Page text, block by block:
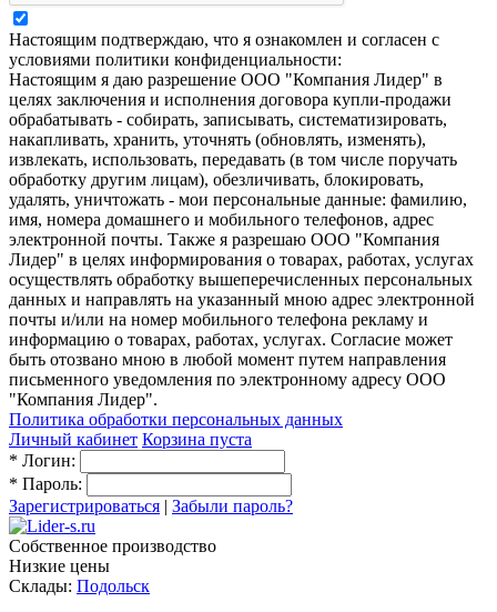
Настоящим подтверждаю, что я ознакомлен и согласен с
условиями политики конфиденциальности:
Настоящим я даю разрешение ООО "Компания Лидер" в
целях заключения и исполнения договора купли-продажи
обрабатывать - собирать, записывать, систематизировать,
накапливать, хранить, уточнять (обновлять, изменять),
извлекать, использовать, передавать (в том числе поручать
обработку другим лицам), обезличивать, блокировать,
удалять, уничтожать - мои персональные данные: фамилию,
имя, номера домашнего и мобильного телефонов, адрес
электронной почты. Также я разрешаю ООО "Компания
Лидер" в целях информирования о товарах, работах, услугах
осуществлять обработку вышеперечисленных персональных
данных и направлять на указанный мною адрес электронной
почты и/или на номер мобильного телефона рекламу и
информацию о товарах, работах, услугах. Согласие может
быть отозвано мною в любой момент путем направления
письменного уведомления по электронному адресу ООО
"Компания Лидер".
Политика обработки персональных данных
Личный кабинет Корзина пуста
* Логин:
* Пароль:
Зарегистрироваться | Забыли пароль?
Собственное производство
Низкие цены
Склады: Подольск